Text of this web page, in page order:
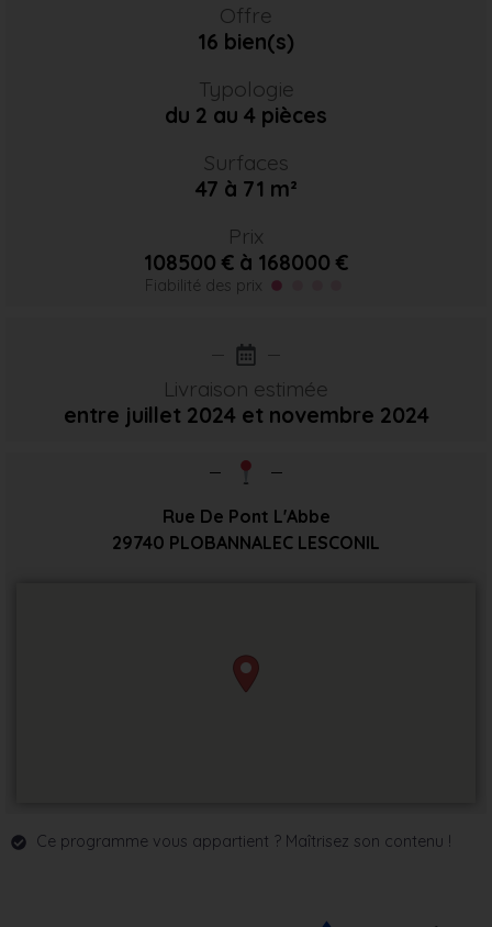
Offre
16 bien(s)
Typologie
du 2 au 4 pièces
Surfaces
47 à 71 m²
Prix
108500 € à 168000 €
Fiabilité des prix
Livraison estimée
entre juillet 2024 et novembre 2024
Rue De Pont L'Abbe
29740 PLOBANNALEC LESCONIL
Ce programme vous appartient ? Maîtrisez son contenu !